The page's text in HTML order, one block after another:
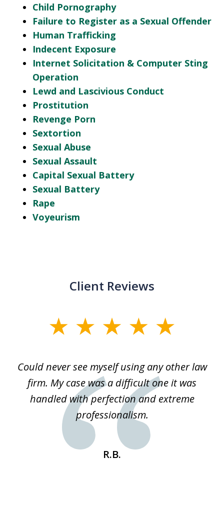
Child Pornography
Failure to Register as a Sexual Offender
Human Trafficking
Indecent Exposure
Internet Solicitation & Computer Sting
Operation
Lewd and Lascivious Conduct
Prostitution
Revenge Porn
Sextortion
Sexual Abuse
Sexual Assault
Capital Sexual Battery
Sexual Battery
Rape
Voyeurism
Client Reviews
Could never see myself using any other law
firm. My case was a difficult one it was
handled with perfection and extreme
professionalism.
R.B.